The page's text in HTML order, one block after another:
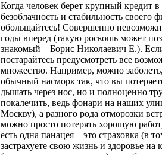
Когда человек берет крупный кредит
безоблачность и стабильность
обольщайтесь! Совершенно
годы вперед (такую роскошь может
знакомый – Борис Николаевич Е.).
постарайтесь предусмотреть все
множество. Например, можно
обычный насморк так, что вы
дышать через нос, но и полноценно
покалечить, ведь фонари на наших
Москву), а разного рода отморозки
можно просто потерять хорошую
есть одна панацея – это страховка (в
застрахуете свою жизнь и здоровье